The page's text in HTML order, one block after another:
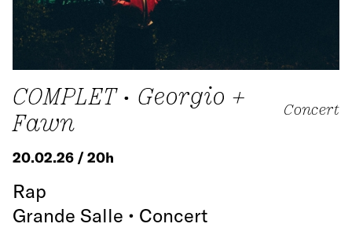
COMPLET • Georgio +
Fawn
Concert
20.02.26 / 20h
Rap
Grande Salle • Concert